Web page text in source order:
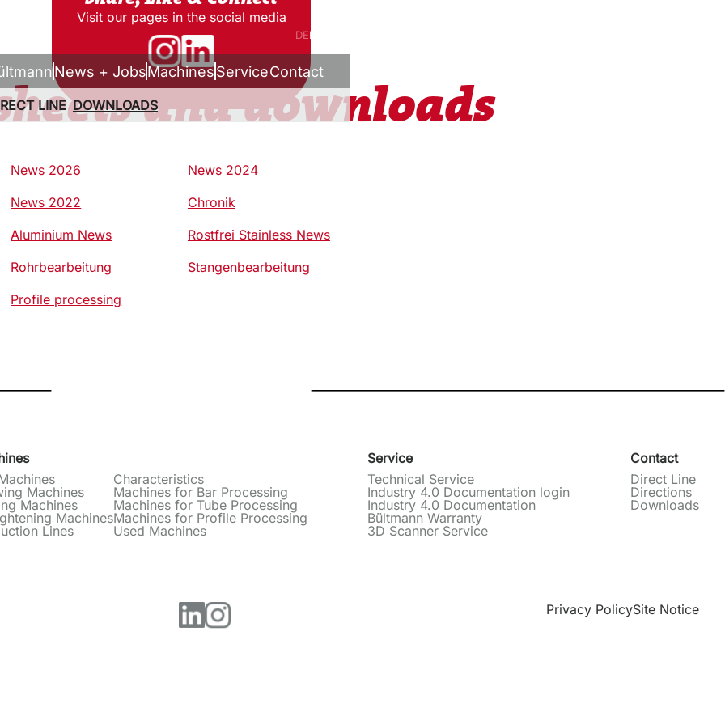
DEEN
News + JobsMachinesServiceContact
LINE DOWNLOADS
Visit our pages in the social media
and downloads
News 2026
News 2024
News 2022
Chronik
Aluminium News
Rostfrei Stainless News
Rohrbearbeitung
Stangenbearbeitung
Profile processing
Machines
Machines
Machines
Lines
Characteristics
Machines for Bar Processing
Machines for Tube Processing
Machines for Profile Processing
Used Machines
Service
Technical Service
Industry 4.0 Documentation login
Industry 4.0 Documentation
Bültmann Warranty
3D Scanner Service
Contact
Direct Line
Directions
Downloads
Privacy PolicySite Notice